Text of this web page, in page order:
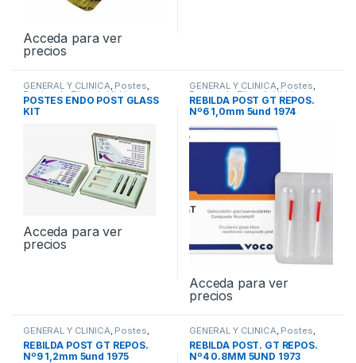
Acceda para ver
precios
GENERAL Y CLINICA, Postes,
Postes de Fibra de Vidrio
POSTES ENDO POST GLASS
KIT
Acceda para ver
precios
GENERAL Y CLINICA, Postes,
Postes de Fibra de Vidrio
REBILDA POST GT REPOS.
Nº6 1,0mm 5und 1974
Acceda para ver
precios
GENERAL Y CLINICA, Postes,
Postes de Fibra de Vidrio
REBILDA POST GT REPOS.
Nº9 1,2mm 5und 1975
GENERAL Y CLINICA, Postes,
Postes de Fibra de Vidrio
REBILDA POST. GT REPOS.
Nº4 0.8MM 5UND 1973